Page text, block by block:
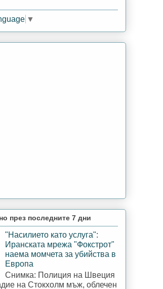
▼
през последните 7 дни
"Насилието като услуга":
Иранската мрежа "Фокстрот"
наема момчета за убийства в
Европа
Снимка: Полиция на Швеция
на Стокхолм мъж, облечен